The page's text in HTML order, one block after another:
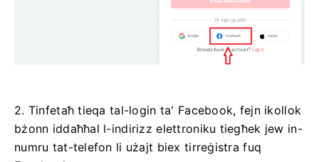
2. Tinfetaħ tieqa tal-login ta' Facebook, fejn ikollok
bżonn iddaħħal l-indirizz elettroniku tiegħek jew in-
numru tat-telefon li użajt biex tirreġistra fuq